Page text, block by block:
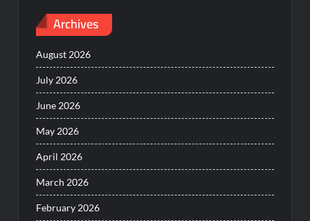
Archives
August 2026
July 2026
June 2026
May 2026
April 2026
March 2026
February 2026